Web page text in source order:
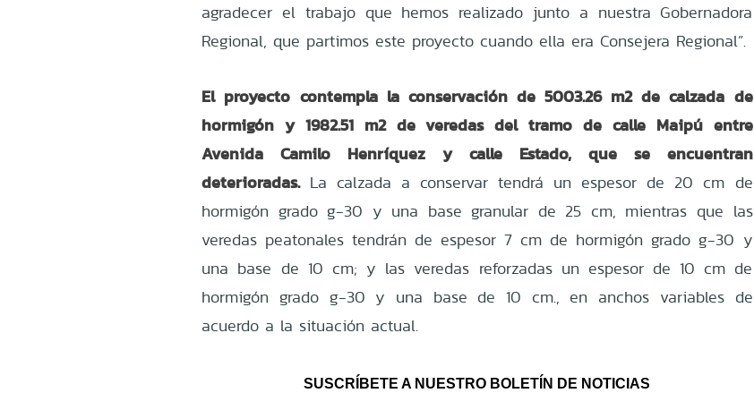
agradecer el trabajo que hemos realizado junto a nuestra Gobernadora
Regional, que partimos este proyecto cuando ella era Consejera Regional”.
El proyecto contempla la conservación de 5003.26 m2 de calzada de
hormigón y 1982.51 m2 de veredas del tramo de calle Maipú entre
Avenida Camilo Henríquez y calle Estado, que se encuentran
deterioradas.La calzada a conservar tendrá un espesor de 20 cm de
hormigón grado g-30 y una base granular de 25 cm, mientras que las
veredas peatonales tendrán de espesor 7 cm de hormigón grado g-30 y
una base de 10 cm; y las veredas reforzadas un espesor de 10 cm de
hormigón grado g-30 y una base de 10 cm., en anchos variables de
acuerdo a la situación actual.
SUSCRÍBETE A NUESTRO BOLETÍN DE NOTICIAS